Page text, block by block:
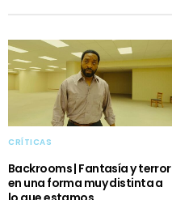
CRÍTICAS
Backrooms | Fantasía y terror
en una forma muy distinta a